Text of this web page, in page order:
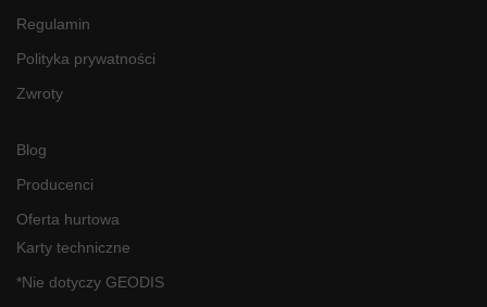
Regulamin
Polityka prywatności
Zwroty
Blog
Producenci
Oferta hurtowa
Karty techniczne
*Nie dotyczy GEODIS